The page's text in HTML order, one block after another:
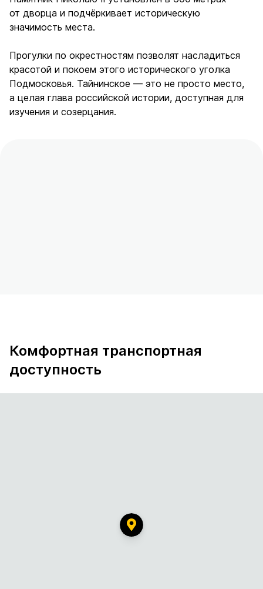
от дворца и подчёркивает историческую
значимость места.
Прогулки по окрестностям позволят насладиться
красотой и покоем этого исторического уголка
Подмосковья. Тайнинское — это не просто место,
а целая глава российской истории, доступная для
изучения и созерцания.
Комфортная транспортная
доступность